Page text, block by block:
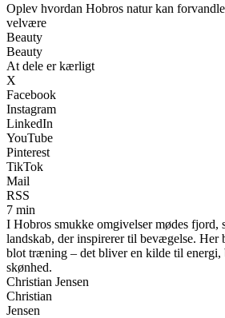
Oplev hvordan Hobros natur kan
velvære
Beauty
Beauty
At dele er kærligt
X
Facebook
Instagram
LinkedIn
YouTube
Pinterest
TikTok
Mail
RSS
7 min
I Hobros smukke omgivelser mødes fjord,
landskab, der inspirerer til bevægelse. Her
blot træning – det bliver en kilde til energi,
skønhed.
Christian Jensen
Christian
Jensen